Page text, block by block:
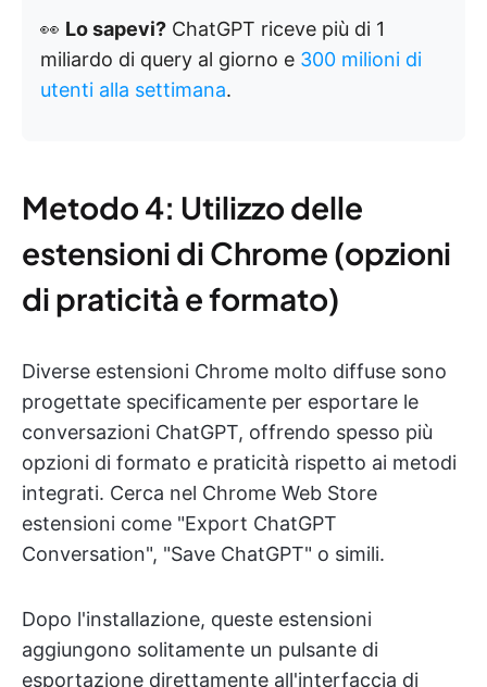
👀 Lo sapevi? ChatGPT riceve più di 1
miliardo di query al giorno e 300 milioni di
utenti alla settimana.
Metodo 4: Utilizzo delle
estensioni di Chrome (opzioni
di praticità e formato)
Diverse estensioni Chrome molto diffuse sono
progettate specificamente per esportare le
conversazioni ChatGPT, offrendo spesso più
opzioni di formato e praticità rispetto ai metodi
integrati. Cerca nel Chrome Web Store
estensioni come "Export ChatGPT
Conversation", "Save ChatGPT" o simili.
Dopo l'installazione, queste estensioni
aggiungono solitamente un pulsante di
esportazione direttamente all'interfaccia di